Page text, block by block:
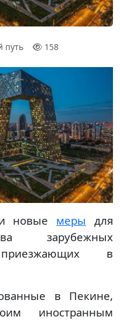
путь 158
новые меры для
зарубежных
приезжающих в
в Пекине,
иностранным